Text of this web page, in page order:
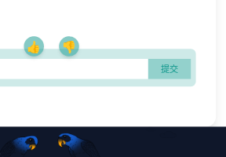
👍 👎